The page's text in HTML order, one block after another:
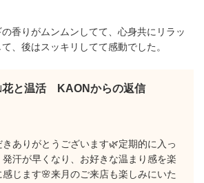
香りがムンムンしてて、心身共にリラッ
、後はスッキリしてて感動でした。
花と温活 KAONからの返信
ありがとうございます🌿定期的に入っ
汗が早くなり、お好きな温まり感を楽
感じます🌸来月のご来店も楽しみにいた